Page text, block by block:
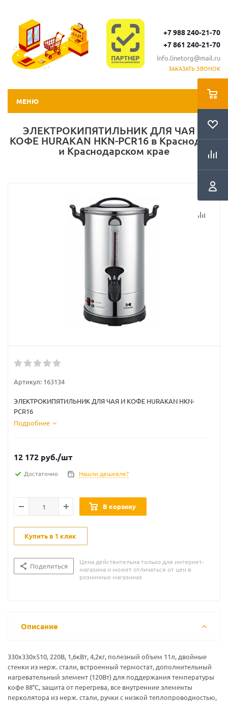
+7 988 240-21-70
+7 861 240-21-70
info.linetorg@mail.ru
ЗАКАЗАТЬ ЗВОНОК
МЕНЮ
ЭЛЕКТРОКИПЯТИЛЬНИК ДЛЯ ЧАЯ И
КОФЕ HURAKAN HKN-PCR16 в Краснодаре
и Краснодарском крае
Артикул: 163134
ЭЛЕКТРОКИПЯТИЛЬНИК ДЛЯ ЧАЯ И КОФЕ HURAKAN HKN-
PCR16
Подробнее
12 172 руб./шт
Достаточно Нашли дешевле?
В корзину
Купить в 1 клик
Поделиться
Цена действительна только для интернет-
магазина и может отличаться от цен в
розничных магазинах
Описание
330x330x510, 220В, 1,6кВт, 4,2кг, полезный объем 11л, двойные
стенки из нерж. стали, встроенный термостат, дополнительный
нагревательный элемент (120Вт) для поддержания температуры
кофе 88°C, защита от перегрева, все внутренние элементы
перколятора из нерж. стали, ручки с низкой теплопроводностью,